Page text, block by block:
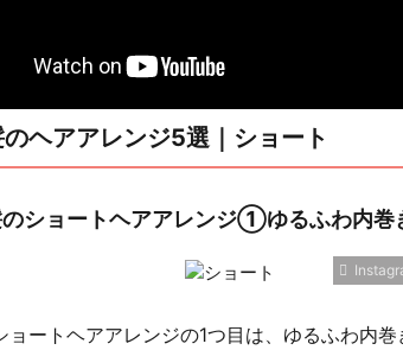
ヘアアレンジ5選｜ショート
ショートヘアアレンジ①ゆるふわ内巻
ートヘアアレンジの1つ目は、ゆるふわ内巻